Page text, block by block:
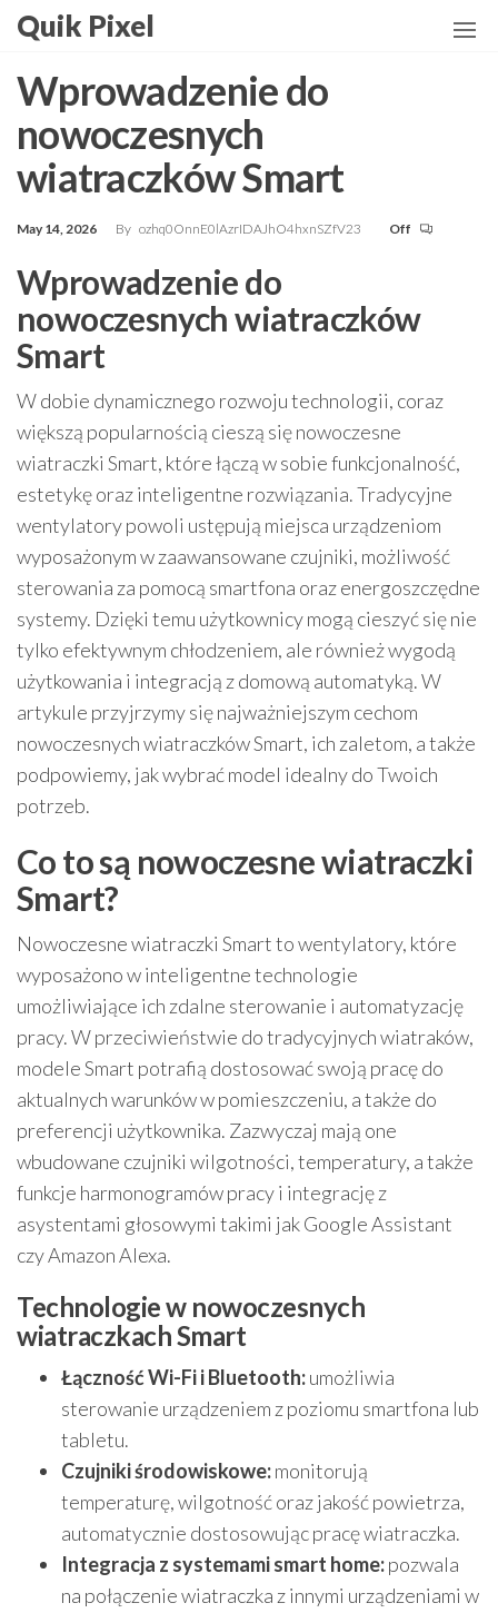
Skip
the
content
Quik Pixel
Wprowadzenie do
nowoczesnych
wiatraczków Smart
May 14, 2026 By ozhq0OnnE0lAzrIDAJhO4hxnSZfV23 Off
Wprowadzenie do
nowoczesnych wiatraczków
Smart
W dobie dynamicznego rozwoju technologii, coraz
większą popularnością cieszą się nowoczesne
wiatraczki Smart, które łączą w sobie funkcjonalność,
estetykę oraz inteligentne rozwiązania. Tradycyjne
wentylatory powoli ustępują miejsca urządzeniom
wyposażonym w zaawansowane czujniki, możliwość
sterowania za pomocą smartfona oraz energoszczędne
systemy. Dzięki temu użytkownicy mogą cieszyć się nie
tylko efektywnym chłodzeniem, ale również wygodą
użytkowania i integracją z domową automatyką. W
artykule przyjrzymy się najważniejszym cechom
nowoczesnych wiatraczków Smart, ich zaletom, a także
podpowiemy, jak wybrać model idealny do Twoich
potrzeb.
Co to są nowoczesne wiatraczki
Smart?
Nowoczesne wiatraczki Smart to wentylatory, które
wyposażono w inteligentne technologie
umożliwiające ich zdalne sterowanie i automatyzację
pracy. W przeciwieństwie do tradycyjnych wiatraków,
modele Smart potrafią dostosować swoją pracę do
aktualnych warunków w pomieszczeniu, a także do
preferencji użytkownika. Zazwyczaj mają one
wbudowane czujniki wilgotności, temperatury, a także
funkcje harmonogramów pracy i integrację z
asystentami głosowymi takimi jak Google Assistant
czy Amazon Alexa.
Technologie w nowoczesnych
wiatraczkach Smart
Łączność Wi-Fi i Bluetooth:umożliwia
sterowanie urządzeniem z poziomu smartfona lub
tabletu.
Czujniki środowiskowe:monitorują
temperaturę, wilgotność oraz jakość powietrza,
automatycznie dostosowując pracę wiatraczka.
Integracja z systemami smart home:pozwala
na połączenie wiatraczka z innymi urządzeniami w